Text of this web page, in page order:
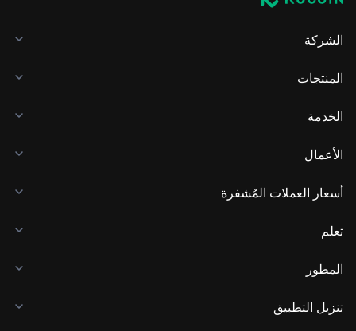
الشركة
المنتجات
الخدمة
الأعمال
أسعار العملات المُشفرة
تعلم
المطور
تنزيل التطبيق